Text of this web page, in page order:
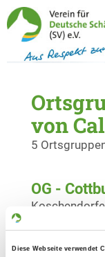
Diese Webseite verwendet
von
5
OG -